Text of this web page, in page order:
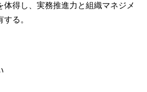
体得し、実務推進力と組織マネジメ
る。